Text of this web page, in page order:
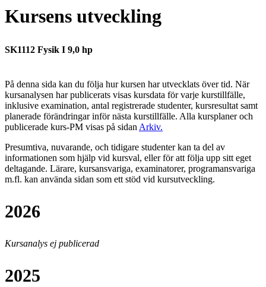
Kursens utveckling
SK1112 Fysik I 9,0 hp
På denna sida kan du följa hur kursen har utvecklats över tid. När
kursanalysen har publicerats visas kursdata för varje kurstillfälle,
inklusive examination, antal registrerade studenter, kursresultat samt
planerade förändringar inför nästa kurstillfälle. Alla kursplaner och
publicerade kurs-PM visas på sidan Arkiv.
Presumtiva, nuvarande, och tidigare studenter kan ta del av
informationen som hjälp vid kursval, eller för att följa upp sitt eget
deltagande. Lärare, kursansvariga, examinatorer, programansvariga
m.fl. kan använda sidan som ett stöd vid kursutveckling.
2026
Kursanalys ej publicerad
2025